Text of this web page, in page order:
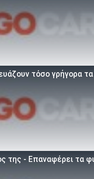
τόσο γρήγορα
της - Επαναφέρει τα